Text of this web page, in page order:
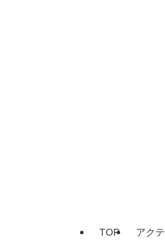
TOP アク